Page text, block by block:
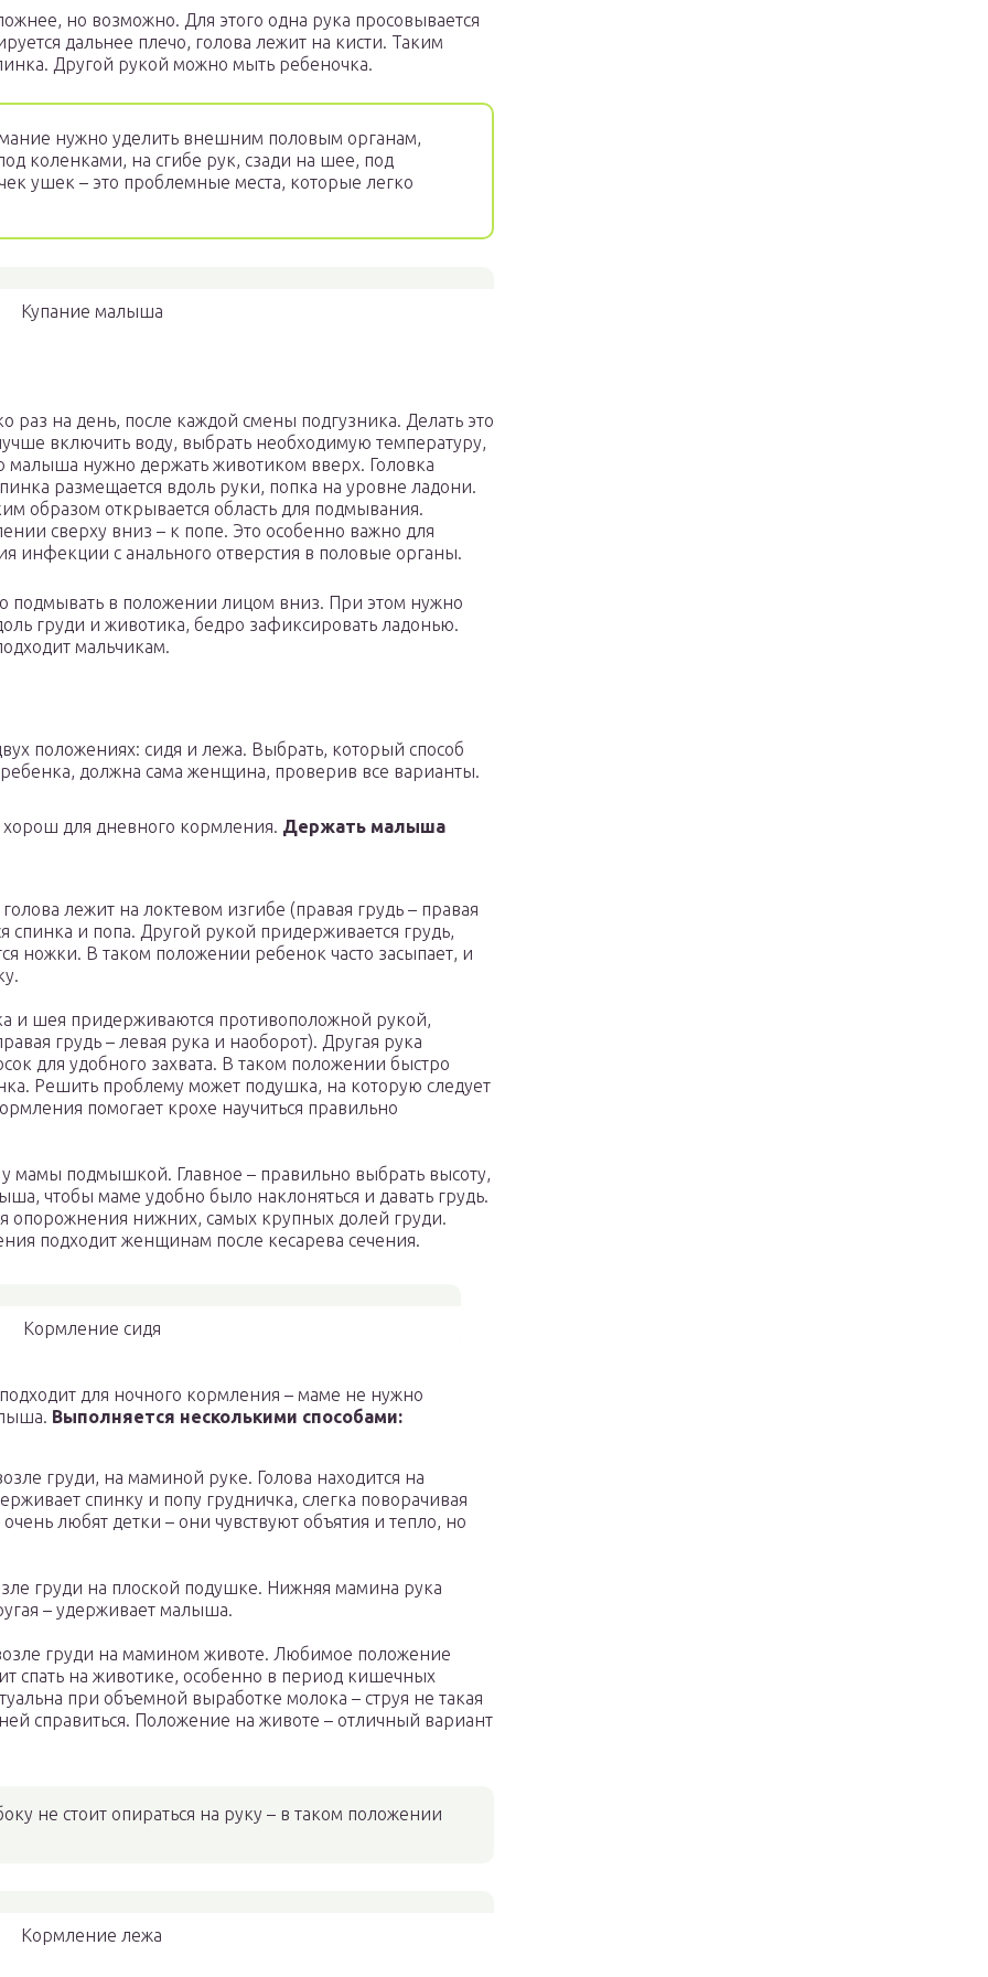
но возможно. Для этого одна рука просовывается
дальнее плечо, голова лежит на кисти. Таким
Другой рукой можно мыть ребеночка.
нужно уделить внешним половым органам,
коленками, на сгибе рук, сзади на шее, под
ушек – это проблемные места, которые легко
Купание малыша
раз на день, после каждой смены подгузника. Делать это
включить воду, выбрать необходимую температуру,
малыша нужно держать животиком вверх. Головка
размещается вдоль руки, попка на уровне ладони.
образом открывается область для подмывания.
сверху вниз – к попе. Это особенно важно для
инфекции с анального отверстия в половые органы.
подмывать в положении лицом вниз. При этом нужно
груди и животика, бедро зафиксировать ладонью.
мальчикам.
положениях: сидя и лежа. Выбрать, который способ
должна сама женщина, проверив все варианты.
для дневного кормления. Держать малыша
лежит на локтевом изгибе (правая грудь – правая
и попа. Другой рукой придерживается грудь,
ножки. В таком положении ребенок часто засыпает, и
и шея придерживаются противоположной рукой,
грудь – левая рука и наоборот). Другая рука
для удобного захвата. В таком положении быстро
Решить проблему может подушка, на которую следует
помогает крохе научиться правильно
подмышкой. Главное – правильно выбрать высоту,
чтобы маме удобно было наклоняться и давать грудь.
опорожнения нижних, самых крупных долей груди.
подходит женщинам после кесарева сечения.
Кормление сидя
для ночного кормления – маме не нужно
Выполняется несколькими способами:
груди, на маминой руке. Голова находится на
спинку и попу грудничка, слегка поворачивая
любят детки – они чувствуют объятия и тепло, но
груди на плоской подушке. Нижняя мамина рука
– удерживает малыша.
груди на мамином животе. Любимое положение
спать на животике, особенно в период кишечных
при объемной выработке молока – струя не такая
справиться. Положение на животе – отличный вариант
не стоит опираться на руку – в таком положении
Кормление лежа